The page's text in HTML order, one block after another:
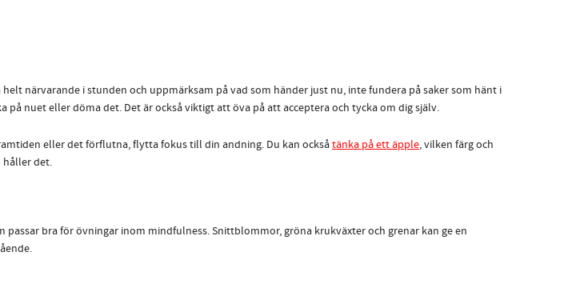
närvarande i stunden och uppmärksam på vad som händer just nu, inte fundera på saker som hänt i
nuet eller döma det. Det är också viktigt att öva på att acceptera och tycka om dig själv.
eller det förflutna, flytta fokus till din andning. Du kan ocksåtänka på ett äpple, vilken färg och
håller det.
passar bra för övningar inom mindfulness. Snittblommor, gröna krukväxter och grenar kan ge en